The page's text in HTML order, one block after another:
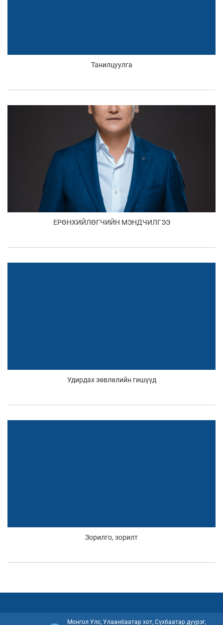
Танилцуулга
ЕРӨНХИЙЛӨГЧИЙН МЭНДЧИЛГЭЭ
Удирдах зөвлөлийн гишүүд
Зорилго, зорилт
Монгол Улс, Улаанбаатар хот, Сүхбаатар дүүрэг,